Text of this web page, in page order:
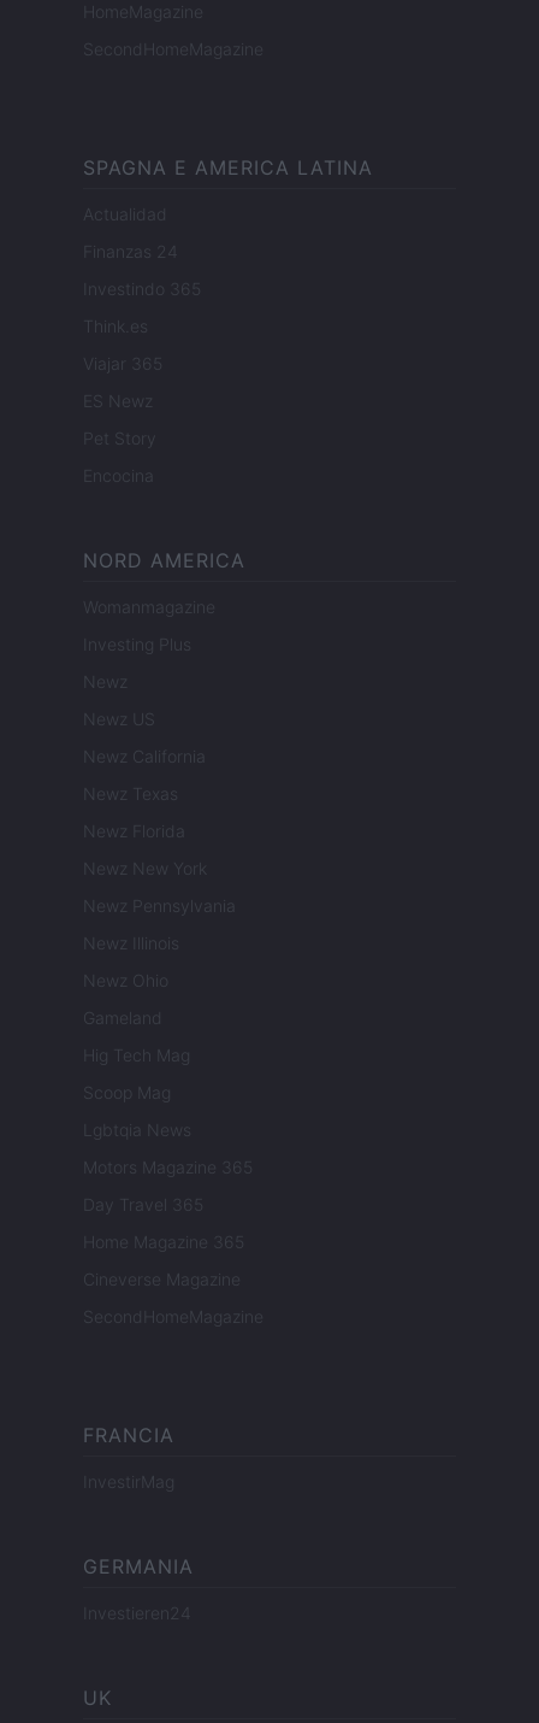
HomeMagazine
SecondHomeMagazine
SPAGNA E AMERICA LATINA
Actualidad
Finanzas 24
Investindo 365
Think.es
Viajar 365
ES Newz
Pet Story
Encocina
NORD AMERICA
Womanmagazine
Investing Plus
Newz
Newz US
Newz California
Newz Texas
Newz Florida
Newz New York
Newz Pennsylvania
Newz Illinois
Newz Ohio
Gameland
Hig Tech Mag
Scoop Mag
Lgbtqia News
Motors Magazine 365
Day Travel 365
Home Magazine 365
Cineverse Magazine
SecondHomeMagazine
FRANCIA
InvestirMag
GERMANIA
Investieren24
UK